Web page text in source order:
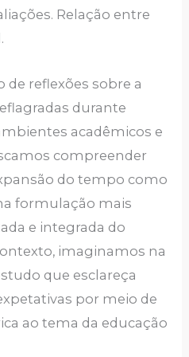
Relação entre
de reflexões sobre a
durante
acadêmicos e
compreender
do tempo como
formulação mais
e integrada do
imaginamos na
que esclareça
por meio de
ao tema da educação